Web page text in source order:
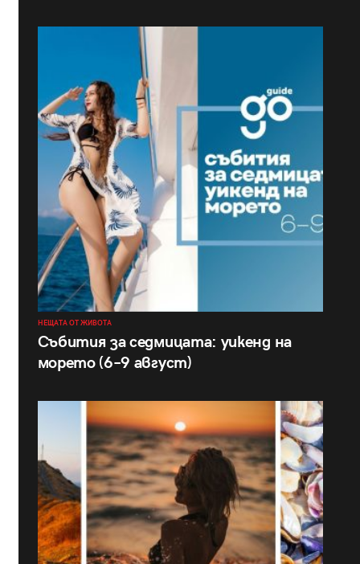
НЕЩАТА ОТ ЖИВОТА
Събития за седмицата: уикенд на
морето (6–9 август)